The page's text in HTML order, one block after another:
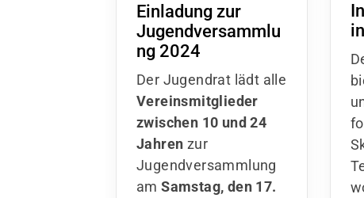
Einladung zur
Jugendversammlu
ng 2024
Der Jugendrat lädt alle
Vereinsmitglieder
zwischen 10 und 24
Jahren zur
Jugendversammlung
amSamstag, den 17.